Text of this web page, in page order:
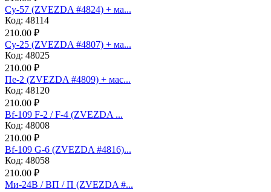
Су-57 (ZVEZDA #4824) + ма...
Код: 48114
210.00 ₽
Су-25 (ZVEZDA #4807) + ма...
Код: 48025
210.00 ₽
Пе-2 (ZVEZDA #4809) + мас...
Код: 48120
210.00 ₽
Bf-109 F-2 / F-4 (ZVEZDA ...
Код: 48008
210.00 ₽
Bf-109 G-6 (ZVEZDA #4816)...
Код: 48058
210.00 ₽
Ми-24В / ВП / П (ZVEZDA #...